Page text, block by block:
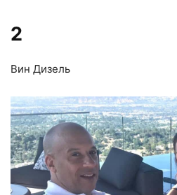
2
Вин Дизель